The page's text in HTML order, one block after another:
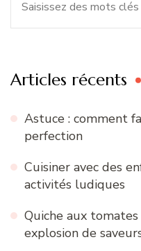
Articles récents
Astuce : comment
perfection
Cuisiner avec des
activités ludiques
Quiche aux
explosion de